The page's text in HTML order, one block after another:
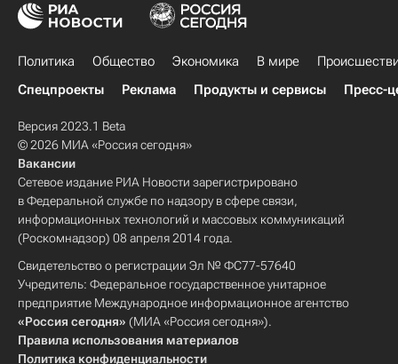
Политика Общество Экономика В мире
Спецпроекты
Реклама Продукты и сервисы Пресс-
Версия 2023.1 Beta
© 2026 МИА «Россия сегодня»
Вакансии
Сетевое издание РИА Новости зарегистрировано
в Федеральной службе по надзору в сфере связи,
информационных технологий и массовых коммуникаций
(Роскомнадзор) 08 апреля 2014 года.
Свидетельство о регистрации Эл № ФС77-57640
Учредитель: Федеральное государственное унитарное
предприятие Международное информационное агентство
«Россия сегодня» (МИА «Россия сегодня»).
Правила использования материалов
Политика конфиденциальности